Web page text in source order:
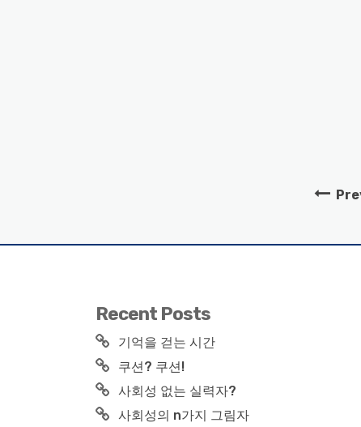
Recent Posts
기억을 걷는 시간
쿠션? 쿠션!
사회성 없는 실력자?
사회성의 n가지 그림자